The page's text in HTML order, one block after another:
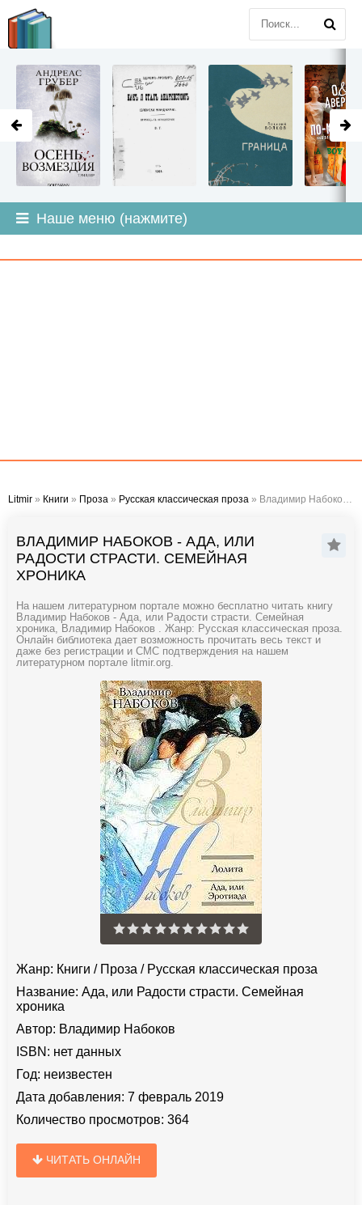
Наше меню (нажмите)
Litmir » Книги » Проза » Русская классическая проза » Владимир Набоков - Ада, или Радости страсти. Семейная хроника
ВЛАДИМИР НАБОКОВ - АДА, ИЛИ
РАДОСТИ СТРАСТИ. СЕМЕЙНАЯ
ХРОНИКА
На нашем литературном портале можно бесплатно читать книгу
Владимир Набоков - Ада, или Радости страсти. Семейная
хроника, Владимир Набоков . Жанр: Русская классическая проза.
Онлайн библиотека дает возможность прочитать весь текст и
даже без регистрации и СМС подтверждения на нашем
литературном портале litmir.org.
Жанр: Книги / Проза / Русская классическая проза
Название: Ада, или Радости страсти. Семейная
хроника
Автор: Владимир Набоков
ISBN: нет данных
Год: неизвестен
Дата добавления: 7 февраль 2019
Количество просмотров: 364
ЧИТАТЬ ОНЛАЙН
LITMIR.ORG